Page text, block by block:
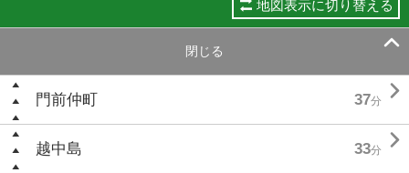
地図表示に切り替える
閉じる 
門前仲町 37分 
越中島 33分 